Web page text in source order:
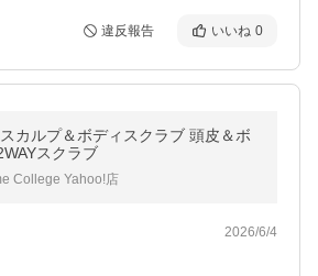
違反報告 いいね 0
カルプ＆ボディスクラブ 頭皮＆ボ
スクラブ
College Yahoo!店
2026/6/4